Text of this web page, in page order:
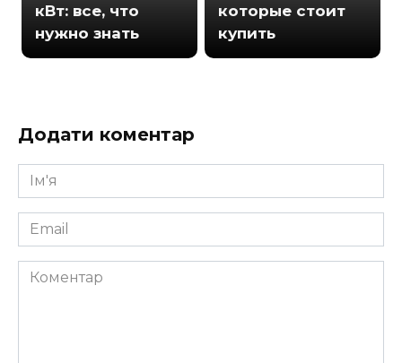
кВт: все, что
нужно знать
которые стоит
купить
Додати коментар
Ім'я
*
Email
*
Коментар